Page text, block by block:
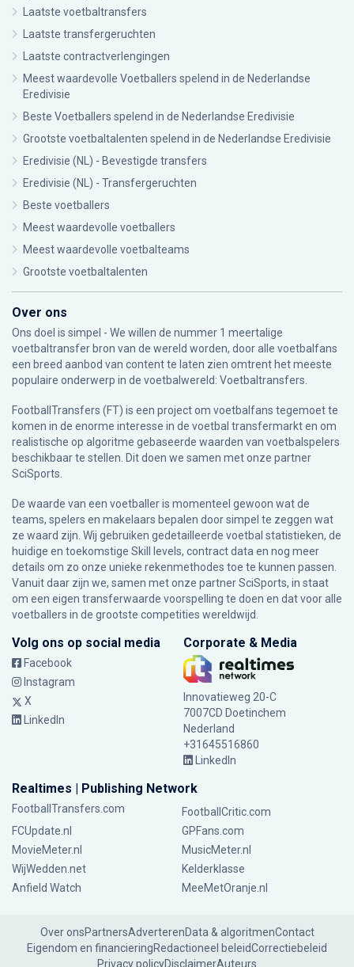
Laatste voetbaltransfers
Laatste transfergeruchten
Laatste contractverlengingen
Meest waardevolle Voetballers spelend in de Nederlandse
Eredivisie
Beste Voetballers spelend in de Nederlandse Eredivisie
Grootste voetbaltalenten spelend in de Nederlandse Eredivisie
Eredivisie (NL) - Bevestigde transfers
Eredivisie (NL) - Transfergeruchten
Beste voetballers
Meest waardevolle voetballers
Meest waardevolle voetbalteams
Grootste voetbaltalenten
Over ons
Ons doel is simpel - We willen de nummer 1 meertalige
voetbaltransfer bron van de wereld worden, door alle voetbalfans
een breed aanbod van content te laten zien omtrent het meeste
populaire onderwerp in de voetbalwereld: Voetbaltransfers.
FootballTransfers (FT) is een project om voetbalfans tegemoet te
komen in de enorme interesse in de voetbal transfermarkt en om
realistische op algoritme gebaseerde waarden van voetbalspelers
beschikbaar te stellen. Dit doen we samen met onze partner
SciSports
De waarde van een voetballer is momenteel gewoon wat de
teams, spelers en makelaars bepalen door simpel te zeggen wat
ze waard zijn. Wij gebruiken gedetailleerde voetbal statistieken, de
huidige en toekomstige Skill levels, contract data en nog meer
details om zo onze unieke rekenmethodes toe te kunnen passen.
Vanuit daar zijn we, samen met onze partner SciSports, in staat
om een eigen transferwaarde voorspelling te doen en dat voor alle
voetballers in de grootste competities wereldwijd.
Volg ons op social media
Facebook
Instagram
X
LinkedIn
Corporate & Media
Innovatieweg 20-C
7007CD Doetinchem
Nederland
+31645516860
LinkedIn
Realtimes | Publishing Network
FootballTransfers.com
FootballCritic.com
FCUpdate.nl
GPFans.com
MovieMeter.nl
MusicMeter.nl
WijWedden.net
Kelderklasse
Anfield Watch
MeeMetOranje.nl
Over onsPartnersAdverterenData & algoritmenContact
Eigendom en financieringRedactioneel beleidCorrectiebeleid
Privacy policyDisclaimerAuteurs